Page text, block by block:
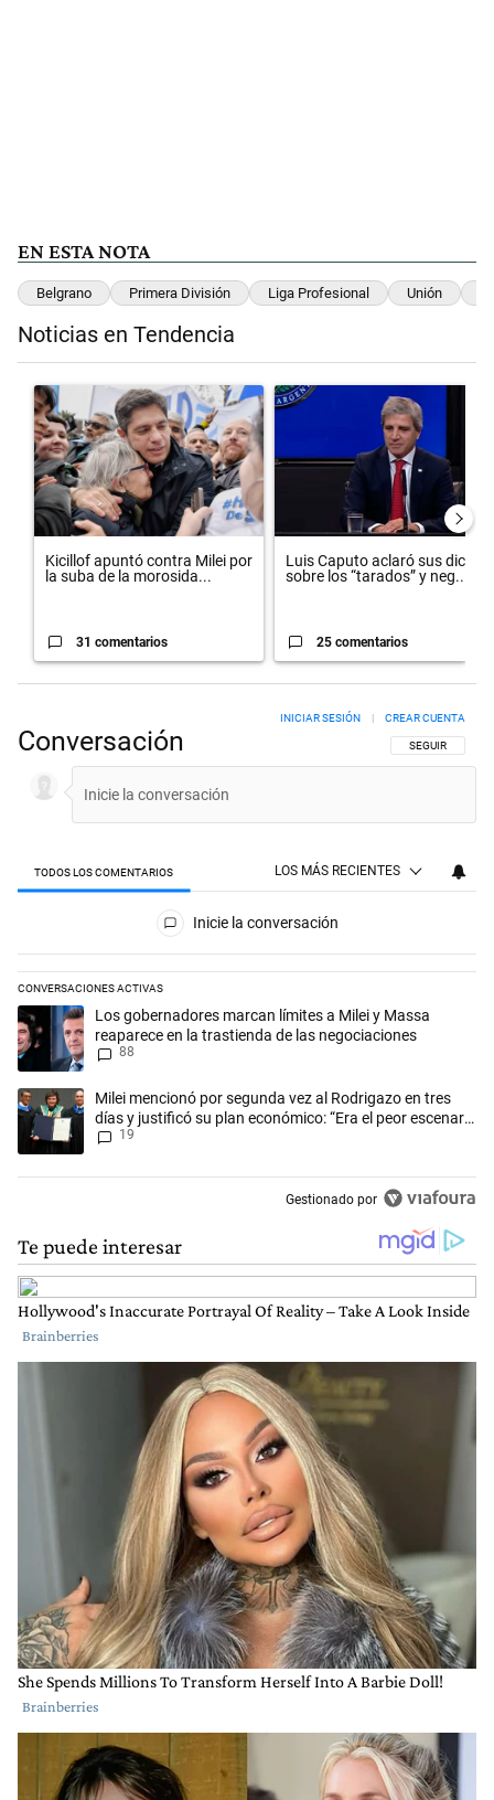
EN ESTA NOTA
Belgrano Primera División Liga Profesional Unión
Noticias en Tendencia
Un artículo de tendencia con el título "Kicillof apuntó contra Milei
Kicillof apuntó contra Milei por
la suba de la morosida...
31 comentarios
Un artículo de tendencia con el
Luis Caputo aclaró sus dichos
sobre los “tarados” y neg...
25 comentarios
Conversación SIGA ESTA
SEGUIR
INICIAR SESIÓN CREAR CUENTA
TODOS LOS COMENTARIOS LOS MÁS RECIENTES
Todos los comentarios
Inicie la conversación
CONVERSACIONES ACTIVAS
Este listado muestra los artículos con más comentarios en los
Un artículo de tendencia con el título "Los gobernadores marcan
Los gobernadores marcan límites a Milei y Massa
reaparece en la trastienda de las negociaciones
88
Un artículo de tendencia con el título "Milei mencionó por segunda
Milei mencionó por segunda vez al Rodrigazo en tres
días y justificó su plan económico: “Era el peor escenario
posible”
19
Gestionado por